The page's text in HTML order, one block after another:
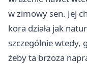
w zimowy sen. Jej
kora działa jak
szczególnie wtedy,
żeby ta brzoza